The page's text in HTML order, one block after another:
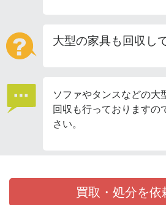
大型の家具も回収し
ソファやタンスなどの大
回収も行っておりますの
さい。
買取・処分を依